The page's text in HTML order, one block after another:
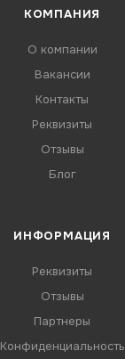
КОМПАНИЯ
О компании
Вакансии
Контакты
Реквизиты
Отзывы
Блог
ИНФОРМАЦИЯ
Реквизиты
Отзывы
Партнеры
Конфиденциальность